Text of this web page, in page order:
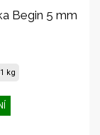
Begin 5 mm
kg